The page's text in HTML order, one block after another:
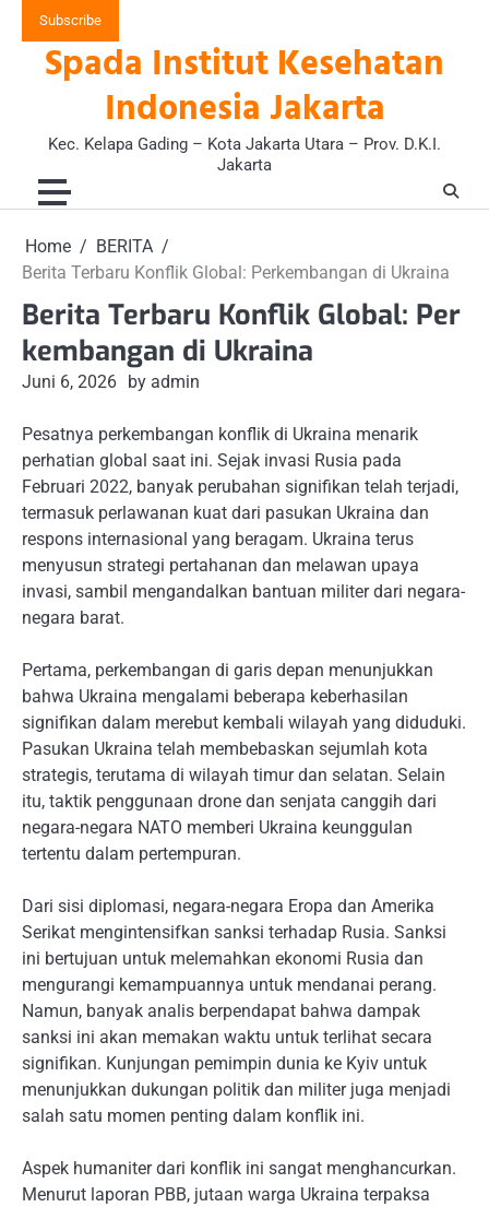
content
Subscribe
Spada Institut Kesehatan
Indonesia Jakarta
Kec. Kelapa Gading – Kota Jakarta Utara – Prov. D.K.I.
Jakarta
Home
BERITA
Berita Terbaru Konflik Global: Perkembangan di Ukraina
Berita Terbaru Konflik Global: Per
kembangan di Ukraina
Juni 6, 2026 by admin
Pesatnya perkembangan konflik di Ukraina menarik
perhatian global saat ini. Sejak invasi Rusia pada
Februari 2022, banyak perubahan signifikan telah terjadi,
termasuk perlawanan kuat dari pasukan Ukraina dan
respons internasional yang beragam. Ukraina terus
menyusun strategi pertahanan dan melawan upaya
invasi, sambil mengandalkan bantuan militer dari negara-
negara barat.
Pertama, perkembangan di garis depan menunjukkan
bahwa Ukraina mengalami beberapa keberhasilan
signifikan dalam merebut kembali wilayah yang diduduki.
Pasukan Ukraina telah membebaskan sejumlah kota
strategis, terutama di wilayah timur dan selatan. Selain
itu, taktik penggunaan drone dan senjata canggih dari
negara-negara NATO memberi Ukraina keunggulan
tertentu dalam pertempuran.
Dari sisi diplomasi, negara-negara Eropa dan Amerika
Serikat mengintensifkan sanksi terhadap Rusia. Sanksi
ini bertujuan untuk melemahkan ekonomi Rusia dan
mengurangi kemampuannya untuk mendanai perang.
Namun, banyak analis berpendapat bahwa dampak
sanksi ini akan memakan waktu untuk terlihat secara
signifikan. Kunjungan pemimpin dunia ke Kyiv untuk
menunjukkan dukungan politik dan militer juga menjadi
salah satu momen penting dalam konflik ini.
Aspek humaniter dari konflik ini sangat menghancurkan.
Menurut laporan PBB, jutaan warga Ukraina terpaksa